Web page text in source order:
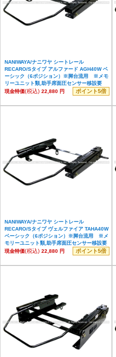
NANIWAYA/ナニワヤ シートレール
RECARO/Sタイプ アルファード AGH40W ベ
ーシック（6ポジション）※脚台流用 ※メモ
リーユニット類,助手席面圧センサー移設要
現金特価(税込) 22,880 円 ポイント5倍
NANIWAYA/ナニワヤ シートレール
RECARO/Sタイプ ヴェルファイア TAHA40W
ベーシック（6ポジション）※脚台流用 ※メ
モリーユニット類,助手席面圧センサー移設要
現金特価(税込) 22,880 円 ポイント5倍